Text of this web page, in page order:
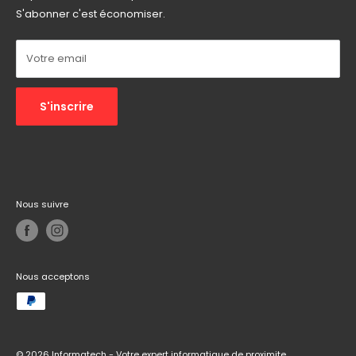
S'abonner c'est économiser.
Votre email
S'inscrire
Nous suivre
Nous acceptons